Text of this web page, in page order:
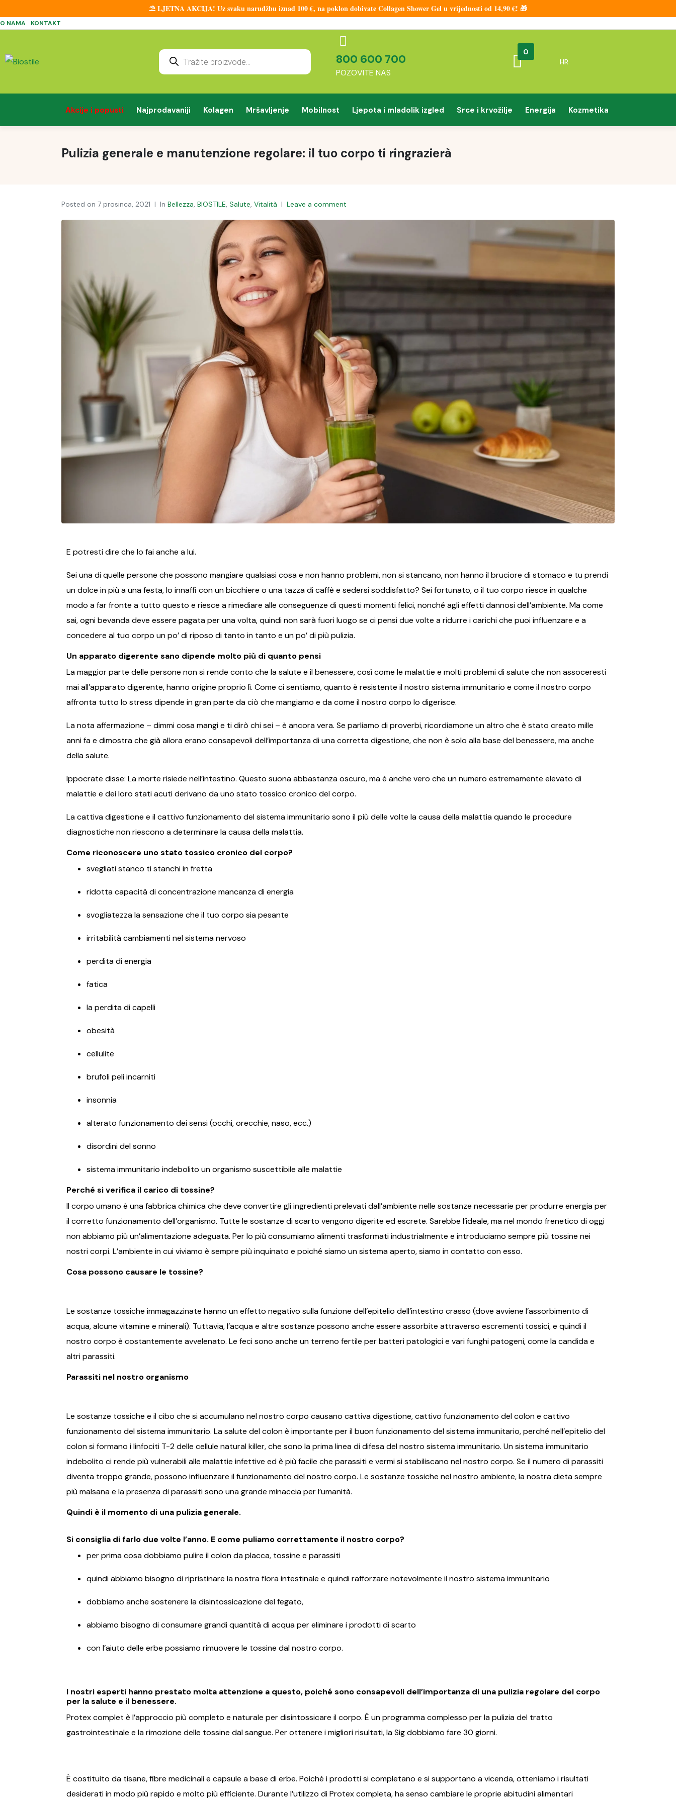
⛱️ LJETNA AKCIJA! Uz svaku narudžbu iznad 100 €, na poklon dobivate Collagen Shower Gel u vrijednosti od 14,90 €! 🎁
O NAMA KONTAKT
800 600 700
POZOVITE NAS
0
HR
Akcije i popusti Najprodavaniji Kolagen Mršavljenje Mobilnost Ljepota i mladolik izgled Srce i krvožilje Energija Kozmetika
Pulizia generale e manutenzione regolare: il tuo corpo ti ringrazierà
Posted on 7 prosinca, 2021 In Bellezza, BIOSTILE, Salute, Vitalità Leave a comment
E potresti dire che lo fai anche a lui.
Sei una di quelle persone che possono mangiare qualsiasi cosa e non hanno problemi, non si stancano, non hanno il bruciore di stomaco e tu prendi
un dolce in più a una festa, lo innaffi con un bicchiere o una tazza di caffè e sedersi soddisfatto? Sei fortunato, o il tuo corpo riesce in qualche
modo a far fronte a tutto questo e riesce a rimediare alle conseguenze di questi momenti felici, nonché agli effetti dannosi dell’ambiente. Ma come
sai, ogni bevanda deve essere pagata per una volta, quindi non sarà fuori luogo se ci pensi due volte a ridurre i carichi che puoi influenzare e a
concedere al tuo corpo un po’ di riposo di tanto in tanto e un po’ di più pulizia.
Un apparato digerente sano dipende molto più di quanto pensi
La maggior parte delle persone non si rende conto che la salute e il benessere, così come le malattie e molti problemi di salute che non assoceresti
mai all’apparato digerente, hanno origine proprio lì. Come ci sentiamo, quanto è resistente il nostro sistema immunitario e come il nostro corpo
affronta tutto lo stress dipende in gran parte da ciò che mangiamo e da come il nostro corpo lo digerisce.
La nota affermazione – dimmi cosa mangi e ti dirò chi sei – è ancora vera. Se parliamo di proverbi, ricordiamone un altro che è stato creato mille
anni fa e dimostra che già allora erano consapevoli dell’importanza di una corretta digestione, che non è solo alla base del benessere, ma anche
della salute.
Ippocrate disse: La morte risiede nell’intestino. Questo suona abbastanza oscuro, ma è anche vero che un numero estremamente elevato di
malattie e dei loro stati acuti derivano da uno stato tossico cronico del corpo.
La cattiva digestione e il cattivo funzionamento del sistema immunitario sono il più delle volte la causa della malattia quando le procedure
diagnostiche non riescono a determinare la causa della malattia.
Come riconoscere uno stato tossico cronico del corpo?
svegliati stanco ti stanchi in fretta
ridotta capacità di concentrazione mancanza di energia
svogliatezza la sensazione che il tuo corpo sia pesante
irritabilità cambiamenti nel sistema nervoso
perdita di energia
fatica
la perdita di capelli
obesità
cellulite
brufoli peli incarniti
insonnia
alterato funzionamento dei sensi (occhi, orecchie, naso, ecc.)
disordini del sonno
sistema immunitario indebolito un organismo suscettibile alle malattie
Perché si verifica il carico di tossine?
Il corpo umano è una fabbrica chimica che deve convertire gli ingredienti prelevati dall’ambiente nelle sostanze necessarie per produrre energia per
il corretto funzionamento dell’organismo. Tutte le sostanze di scarto vengono digerite ed escrete. Sarebbe l’ideale, ma nel mondo frenetico di oggi
non abbiamo più un’alimentazione adeguata. Per lo più consumiamo alimenti trasformati industrialmente e introduciamo sempre più tossine nei
nostri corpi. L’ambiente in cui viviamo è sempre più inquinato e poiché siamo un sistema aperto, siamo in contatto con esso.
Cosa possono causare le tossine?
Le sostanze tossiche immagazzinate hanno un effetto negativo sulla funzione dell’epitelio dell’intestino crasso (dove avviene l’assorbimento di
acqua, alcune vitamine e minerali). Tuttavia, l’acqua e altre sostanze possono anche essere assorbite attraverso escrementi tossici, e quindi il
nostro corpo è costantemente avvelenato. Le feci sono anche un terreno fertile per batteri patologici e vari funghi patogeni, come la candida e
altri parassiti.
Parassiti nel nostro organismo
Le sostanze tossiche e il cibo che si accumulano nel nostro corpo causano cattiva digestione, cattivo funzionamento del colon e cattivo
funzionamento del sistema immunitario. La salute del colon è importante per il buon funzionamento del sistema immunitario, perché nell’epitelio del
colon si formano i linfociti T-2 delle cellule natural killer, che sono la prima linea di difesa del nostro sistema immunitario. Un sistema immunitario
indebolito ci rende più vulnerabili alle malattie infettive ed è più facile che parassiti e vermi si stabiliscano nel nostro corpo. Se il numero di parassiti
diventa troppo grande, possono influenzare il funzionamento del nostro corpo. Le sostanze tossiche nel nostro ambiente, la nostra dieta sempre
più malsana e la presenza di parassiti sono una grande minaccia per l’umanità.
Quindi è il momento di una pulizia generale.
Si consiglia di farlo due volte l’anno. E come puliamo correttamente il nostro corpo?
per prima cosa dobbiamo pulire il colon da placca, tossine e parassiti
quindi abbiamo bisogno di ripristinare la nostra flora intestinale e quindi rafforzare notevolmente il nostro sistema immunitario
dobbiamo anche sostenere la disintossicazione del fegato,
abbiamo bisogno di consumare grandi quantità di acqua per eliminare i prodotti di scarto
con l’aiuto delle erbe possiamo rimuovere le tossine dal nostro corpo.
I nostri esperti hanno prestato molta attenzione a questo, poiché sono consapevoli dell’importanza di una pulizia regolare del corpo
per la salute e il benessere.
Protex complet è l’approccio più completo e naturale per disintossicare il corpo. È un programma complesso per la pulizia del tratto
gastrointestinale e la rimozione delle tossine dal sangue. Per ottenere i migliori risultati, la Sig dobbiamo fare 30 giorni.
È costituito da tisane, fibre medicinali e capsule a base di erbe. Poiché i prodotti si completano e si supportano a vicenda, otteniamo i risultati
desiderati in modo più rapido e molto più efficiente. Durante l’utilizzo di Protex completa, ha senso cambiare le proprie abitudini alimentari